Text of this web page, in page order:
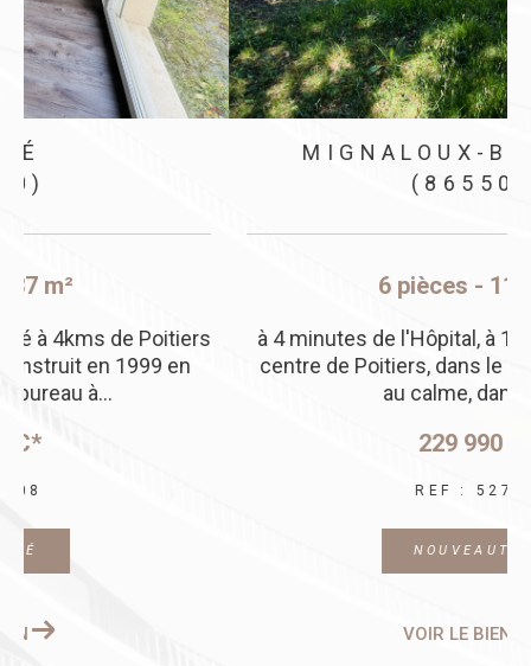
MIGNALOUX-BEAUVOIR
à 4 minutes de l'Hôpital, à 10 minutes du plein
centre de Poitiers, dans le Parc de Mignaloux,